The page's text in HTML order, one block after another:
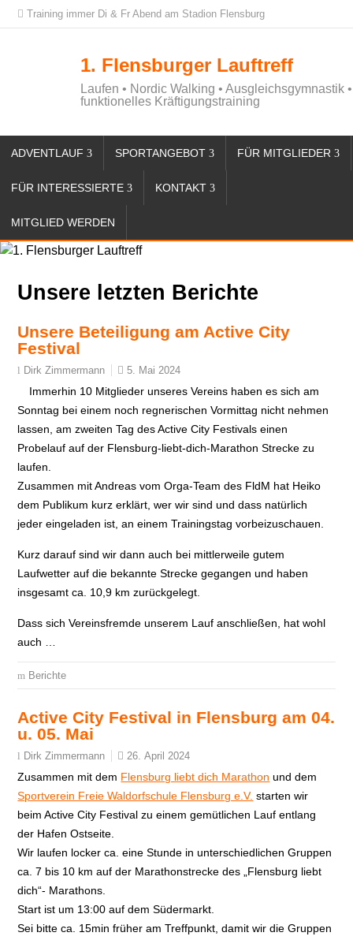
Training immer Di & Fr Abend am Stadion Flensburg
1. Flensburger Lauftreff
Laufen • Nordic Walking • Ausgleichsgymnastik •
funktionelles Kräftigungstraining
ADVENTLAUF SPORTANGEBOT FÜR MITGLIEDER
FÜR INTERESSIERTE KONTAKT
MITGLIED WERDEN
Unsere letzten Berichte
Unsere Beteiligung am Active City
Festival
Dirk Zimmermann 5. Mai 2024
Immerhin 10 Mitglieder unseres Vereins haben es sich am
Sonntag bei einem noch regnerischen Vormittag nicht nehmen
lassen, am zweiten Tag des Active City Festivals einen
Probelauf auf der Flensburg-liebt-dich-Marathon Strecke zu
laufen.
Zusammen mit Andreas vom Orga-Team des FldM hat Heiko
dem Publikum kurz erklärt, wer wir sind und dass natürlich
jeder eingeladen ist, an einem Trainingstag vorbeizuschauen.
Kurz darauf sind wir dann auch bei mittlerweile gutem
Laufwetter auf die bekannte Strecke gegangen und haben
insgesamt ca. 10,9 km zurückgelegt.
Dass sich Vereinsfremde unserem Lauf anschließen, hat wohl
auch …
Berichte
Active City Festival in Flensburg am 04.
u. 05. Mai
Dirk Zimmermann 26. April 2024
Zusammen mit dem Flensburg liebt dich Marathon und dem
Sportverein Freie Waldorfschule Flensburg e.V. starten wir
beim Active City Festival zu einem gemütlichen Lauf entlang
der Hafen Ostseite.
Wir laufen locker ca. eine Stunde in unterschiedlichen Gruppen
ca. 7 bis 10 km auf der Marathonstrecke des „Flensburg liebt
dich“- Marathons.
Start ist um 13:00 auf dem Südermarkt.
Sei bitte ca. 15min früher am Treffpunkt, damit wir die Gruppen